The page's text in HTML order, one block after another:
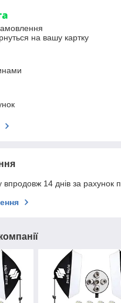
на вашу картку
14 днів за рахунок